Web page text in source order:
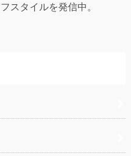
スタイルを発信中。